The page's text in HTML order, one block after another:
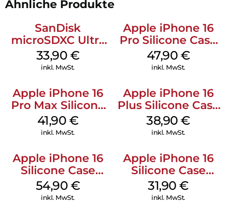
Aussehen Ihres Telefons zu zeigen und gleichzeitig einen
Ähnliche Produkte
SanDisk
microSDXC Ultra
128 GB + Adapter
Mobile
33,90 €
inkl. MwSt.
Apple iPhone 16
Pro Silicone Case
MagSafe Denim
47,90 €
inkl. MwSt.
Apple iPhone 16
Pro Max Silicone
Case MagSafe
Ultramarine
41,90 €
inkl. MwSt.
Apple iPhone 16
Plus Silicone Case
MagSafe Denim
38,90€
inkl. MwSt.
Apple iPhone 16
Silicone Case
MagSafe Black
54,90 €
inkl. MwSt.
Apple iPhone 16
Silicone Case
MagSafe Fuchsia
31,90€
inkl. MwSt.